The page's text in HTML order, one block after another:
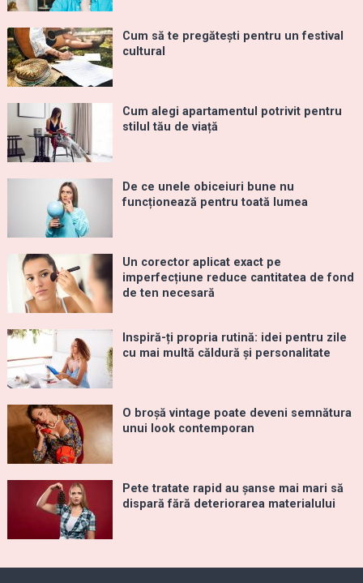
Cum să te pregătești pentru un festival
cultural
Cum alegi apartamentul potrivit pentru
stilul tău de viață
De ce unele obiceiuri bune nu
funcționează pentru toată lumea
Un corector aplicat exact pe
imperfecțiune reduce cantitatea de fond
de ten necesară
Inspiră-ți propria rutină: idei pentru zile
cu mai multă căldură și personalitate
O broșă vintage poate deveni semnătura
unui look contemporan
Pete tratate rapid au șanse mai mari să
dispară fără deteriorarea materialului